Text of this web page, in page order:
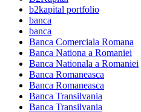
b2kapital portfolio
banca
banca
Banca Comerciala Romana
Banca Nationa a Romaniei
Banca Nationala a Romaniei
Banca Romaneasca
Banca Romaneasca
Banca Transilvania
Banca Transilvania